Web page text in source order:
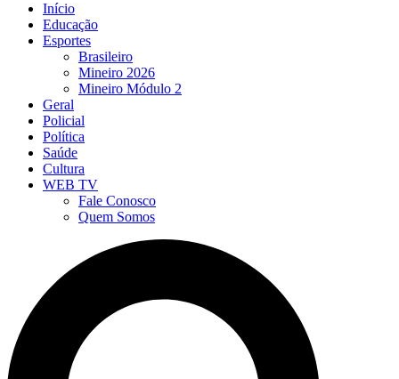
Início
Educação
Esportes
Brasileiro
Mineiro 2026
Mineiro Módulo 2
Geral
Policial
Política
Saúde
Cultura
WEB TV
Fale Conosco
Quem Somos